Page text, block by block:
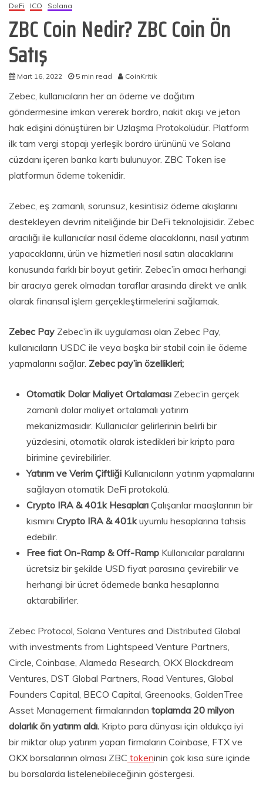
DeFi ICO Solana
ZBC Coin Nedir? ZBC Coin Ön
Satış
Mart 16, 2022 5 min read CoinKritik
Zebec, kullanıcıların her an ödeme ve dağıtım
göndermesine imkan vererek bordro, nakit akışı ve jeton
hak edişini dönüştüren bir Uzlaşma Protokolüdür. Platform
ilk tam vergi stopajı yerleşik bordro ürününü ve Solana
cüzdanı içeren banka kartı bulunuyor. ZBC Token ise
platformun ödeme tokenidir.
Zebec, eş zamanlı, sorunsuz, kesintisiz ödeme akışlarını
destekleyen devrim niteliğinde bir DeFi teknolojisidir. Zebec
aracılığı ile kullanıcılar nasıl ödeme alacaklarını, nasıl yatırım
yapacaklarını, ürün ve hizmetleri nasıl satın alacaklarını
konusunda farklı bir boyut getirir. Zebec’in amacı herhangi
bir aracıya gerek olmadan taraflar arasında direkt ve anlık
olarak finansal işlem gerçekleştirmelerini sağlamak.
Zebec Pay Zebec’in ilk uygulaması olan Zebec Pay,
kullanıcıların USDC ile veya başka bir stabil coin ile ödeme
yapmalarını sağlar. Zebec pay’in özellikleri;
Otomatik Dolar Maliyet Ortalaması Zebec’in gerçek
zamanlı dolar maliyet ortalamalı yatırım
mekanizmasıdır. Kullanıcılar gelirlerinin belirli bir
yüzdesini, otomatik olarak istedikleri bir kripto para
birimine çevirebilirler.
Yatırım ve Verim Çiftliği Kullanıcıların yatırım yapmalarını
sağlayan otomatik DeFi protokolü.
Crypto IRA & 401k Hesapları Çalışanlar maaşlarının bir
kısmını Crypto IRA & 401kuyumlu hesaplarına tahsis
edebilir.
Free fiat On-Ramp & Off-Ramp Kullanıcılar paralarını
ücretsiz bir şekilde USD fiyat parasına çevirebilir ve
herhangi bir ücret ödemede banka hesaplarına
aktarabilirler.
Zebec Protocol, Solana Ventures and Distributed Global
with investments from Lightspeed Venture Partners,
Circle, Coinbase, Alameda Research, OKX Blockdream
Ventures, DST Global Partners, Road Ventures, Global
Founders Capital, BECO Capital, Greenoaks, GoldenTree
Asset Management firmalarından toplamda 20 milyon
dolarlık ön yatırım aldı. Kripto para dünyası için oldukça iyi
bir miktar olup yatırım yapan firmaların Coinbase, FTX ve
OKX borsalarının olması ZBC tokeninin çok kısa süre içinde
bu borsalarda listelenebileceğinin göstergesi.